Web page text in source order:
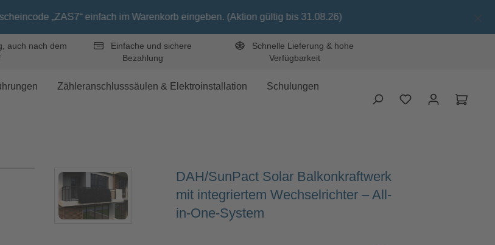
im Warenkorb eingeben. (Aktion gültig bis 31.08.26)
auch nach dem
Einfache und sichere
Bezahlung
Schnelle Lieferung & hohe
Verfügbarkeit
Zähleranschlusssäulen & Elektroinstallation Schulungen
DAH/SunPact Solar Balkonkraftwerk
mit integriertem Wechselrichter – All-
in-One-System